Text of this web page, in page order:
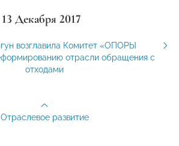
13 Декабря 2017
возглавила Комитет «ОПОРЫ
отрасли обращения с
отходами
Отраслевое развитие